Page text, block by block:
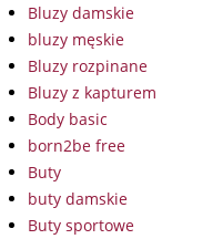
Bluzy damskie
bluzy męskie
Bluzy rozpinane
Bluzy z kapturem
Body basic
born2be free
Buty
buty damskie
Buty sportowe